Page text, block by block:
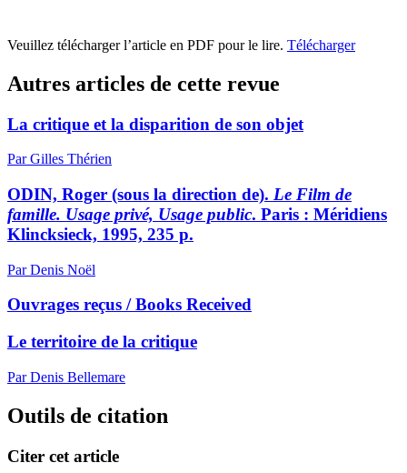
Veuillez télécharger l’article en PDF pour le lire. Télécharger
Autres articles de cette revue
La critique et la disparition de son objet
Par Gilles Thérien
ODIN, Roger (sous la direction de). Le Film de
famille. Usage privé, Usage public. Paris : Méridiens
Klincksieck, 1995, 235 p.
Par Denis Noël
Ouvrages reçus / Books Received
Le territoire de la critique
Par Denis Bellemare
Outils de citation
Citer cet article